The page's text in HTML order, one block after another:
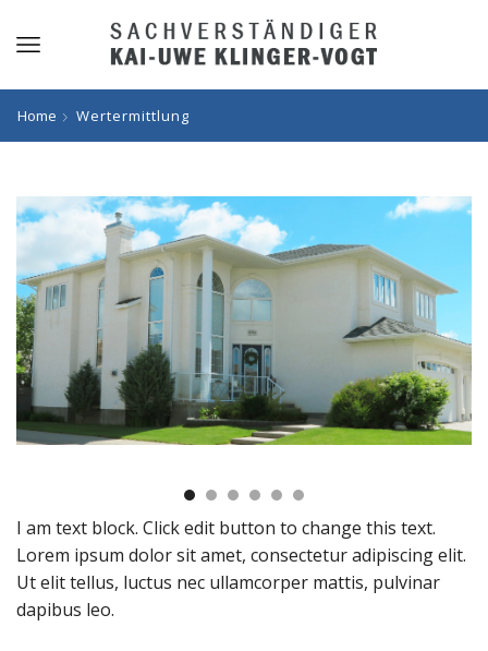
Home Wertermittlung
I am text block. Click edit button to change this text.
Lorem ipsum dolor sit amet, consectetur adipiscing elit.
Ut elit tellus, luctus nec ullamcorper mattis, pulvinar
dapibus leo.